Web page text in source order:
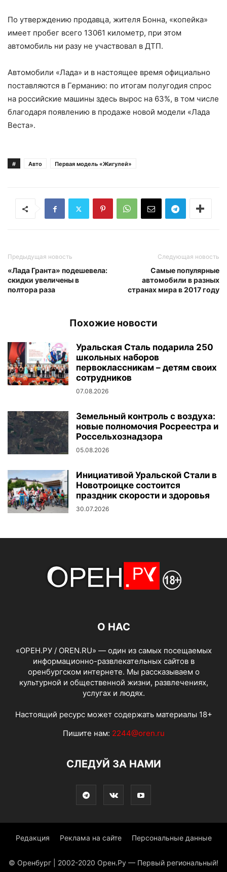
По утверждению продавца, жителя Бонна, «копейка»
имеет пробег всего 13061 километр, при этом
автомобиль ни разу не участвовал в ДТП.
Автомобили «Лада» и в настоящее время официально
поставляются в Германию: по итогам полугодия спрос
на российские машины здесь вырос на 63%, в том числе
благодаря появлению в продаже новой модели «Лада
Веста».
# Авто Первая модель «Жигулей»
Предыдущая новость
«Лада Гранта» подешевела:
скидки увеличены в
полтора раза
Следующая новость
Самые популярные
автомобили в разных
странах мира в 2017 году
Похожие новости
Уральская Сталь подарила 250
школьных наборов
первоклассникам – детям своих
сотрудников
07.08.2026
Земельный контроль с воздуха:
новые полномочия Росреестра и
Россельхознадзора
05.08.2026
Инициативой Уральской Стали в
Новотроицке состоится
праздник скорости и здоровья
30.07.2026
О НАС
«ОРЕН.РУ / OREN.RU» — один из самых посещаемых
информационно-развлекательных сайтов в
оренбургском интернете. Мы рассказываем о
культурной и общественной жизни, развлечениях,
услугах и людях.
Настоящий ресурс может содержать материалы 18+
Пишите нам: 2244@oren.ru
СЛЕДУЙ ЗА НАМИ
Редакция Реклама на сайте Персональные данные
© Оренбург | 2002-2020 Орен.Ру — Первый региональный!